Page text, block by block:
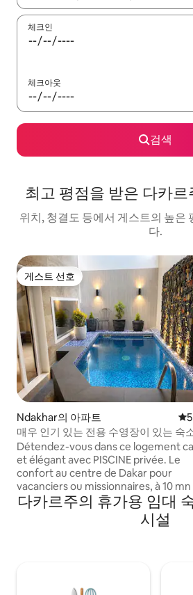
체크인
체크아웃
검색
최고 평점을 받은 다카
위치, 청결도 등에서 게스트의 높은
다.
게스트 선호
게스트 선호
Ndakhar의 아파트 평
매우 인기 있는 전용 수영장이 있는 숙
Mermoz
Détendez-vous dans ce logement
et élégant avec PISCINE privée. Le
confort au centre de Dakar pour
vacanciers ou missionnaires, à 10 mn
pied de la plage de Mermoz Salon,
cuisine équipée et dînatoire, trois
chambres avec grand lits, Bien
quartier calme idéal pour se déplacer
다카르주의 휴가용 임대
시설